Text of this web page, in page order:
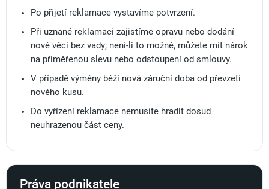
Po přijetí reklamace vystavíme potvrzení.
Při uznané reklamaci zajistíme opravu nebo dodání
nové věci bez vady; není-li to možné, můžete mít nárok
na přiměřenou slevu nebo odstoupení od smlouvy.
V případě výměny běží nová záruční doba od převzetí
nového kusu.
Do vyřízení reklamace nemusíte hradit dosud
neuhrazenou část ceny.
Práva podnikatele